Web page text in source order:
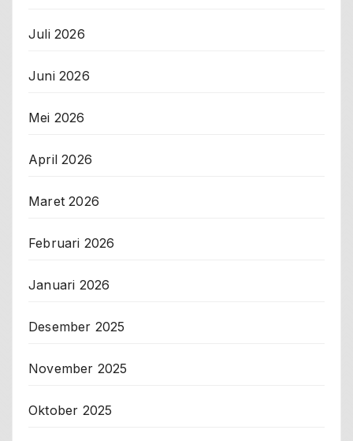
Juli 2026
Juni 2026
Mei 2026
April 2026
Maret 2026
Februari 2026
Januari 2026
Desember 2025
November 2025
Oktober 2025